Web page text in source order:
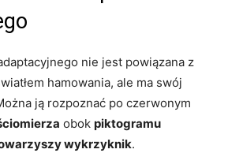
nie jest powiązana z
hamowania, ale ma swój
ją rozpoznać po czerwonym
obok piktogramu
wykrzyknik.